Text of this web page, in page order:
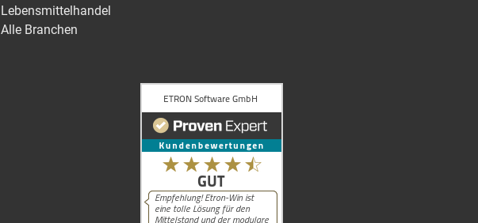
Lebensmittelhandel
Alle Branchen